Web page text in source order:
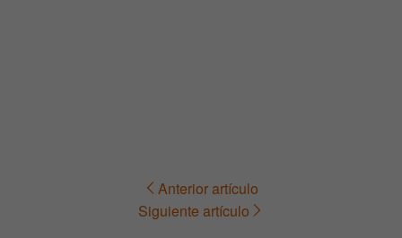
Navegación Anterior artículo
Siguiente artículo